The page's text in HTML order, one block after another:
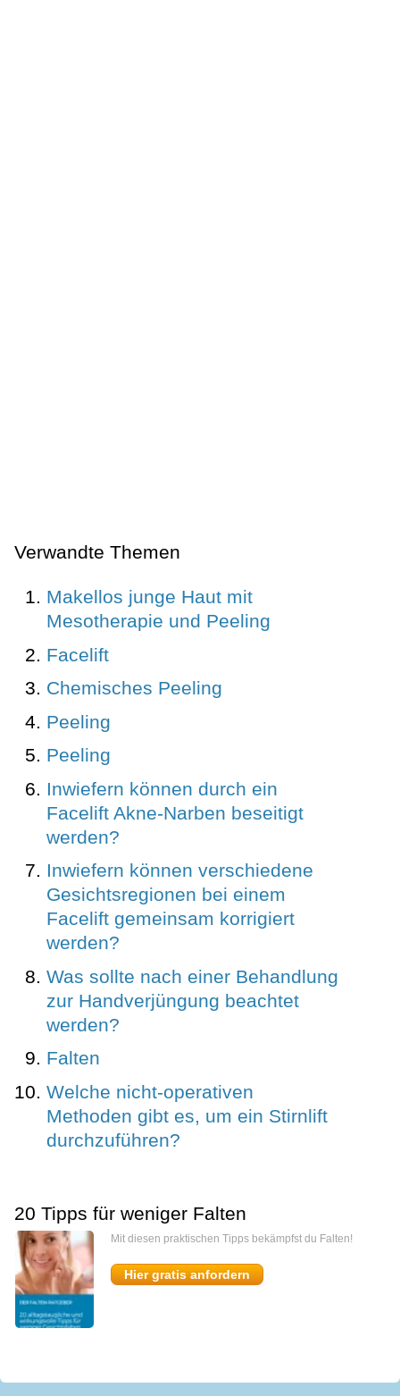
Verwandte Themen
Makellos junge Haut mit
Mesotherapie und Peeling
Facelift
Chemisches Peeling
Peeling
Peeling
Inwiefern können durch ein
Facelift Akne-Narben beseitigt
werden?
Inwiefern können verschiedene
Gesichtsregionen bei einem
Facelift gemeinsam korrigiert
werden?
Was sollte nach einer Behandlung
zur Handverjüngung beachtet
werden?
Falten
Welche nicht-operativen
Methoden gibt es, um ein Stirnlift
durchzuführen?
20 Tipps für weniger Falten
Mit diesen praktischen Tipps bekämpfst du Falten!
Hier gratis anfordern